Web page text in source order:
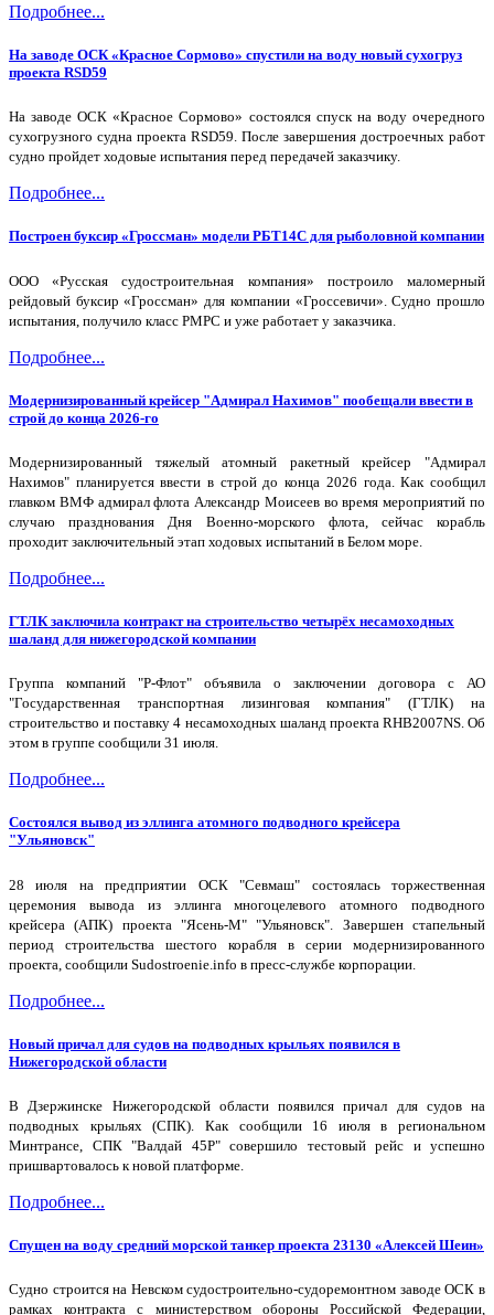
Подробнее...
На заводе ОСК «Красное Сормово» спустили на воду новый сухогруз
проекта RSD59
На заводе ОСК «Красное Сормово» состоялся спуск на воду очередного
сухогрузного судна проекта RSD59. После завершения достроечных работ
судно пройдет ходовые испытания перед передачей заказчику.
Подробнее...
Построен буксир «Гроссман» модели РБТ14С для рыболовной компании
ООО «Русская судостроительная компания» построило маломерный
рейдовый буксир «Гроссман» для компании «Гроссевичи». Судно прошло
испытания, получило класс РМРС и уже работает у заказчика.
Подробнее...
Модернизированный крейсер "Адмирал Нахимов" пообещали ввести в
строй до конца 2026-го
Модернизированный тяжелый атомный ракетный крейсер "Адмирал
Нахимов" планируется ввести в строй до конца 2026 года. Как сообщил
главком ВМФ адмирал флота Александр Моисеев во время мероприятий по
случаю празднования Дня Военно-морского флота, сейчас корабль
проходит заключительный этап ходовых испытаний в Белом море.
Подробнее...
ГТЛК заключила контракт на строительство четырёх несамоходных
шаланд для нижегородской компании
Группа компаний "Р-Флот" объявила о заключении договора с АО
"Государственная транспортная лизинговая компания" (ГТЛК) на
строительство и поставку 4 несамоходных шаланд проекта RHB2007NS. Об
этом в группе сообщили 31 июля.
Подробнее...
Состоялся вывод из эллинга атомного подводного крейсера
"Ульяновск"
28 июля на предприятии ОСК "Севмаш" состоялась торжественная
церемония вывода из эллинга многоцелевого атомного подводного
крейсера (АПК) проекта "Ясень-М" "Ульяновск". Завершен стапельный
период строительства шестого корабля в серии модернизированного
проекта, сообщили Sudostroenie.info в пресс-службе корпорации.
Подробнее...
Новый причал для судов на подводных крыльях появился в
Нижегородской области
В Дзержинске Нижегородской области появился причал для судов на
подводных крыльях (СПК). Как сообщили 16 июля в региональном
Минтрансе, СПК "Валдай 45Р" совершило тестовый рейс и успешно
пришвартовалось к новой платформе.
Подробнее...
Спущен на воду средний морской танкер проекта 23130 «Алексей Шеин»
Судно строится на Невском судостроительно-судоремонтном заводе ОСК в
рамках контракта с министерством обороны Российской Федерации,